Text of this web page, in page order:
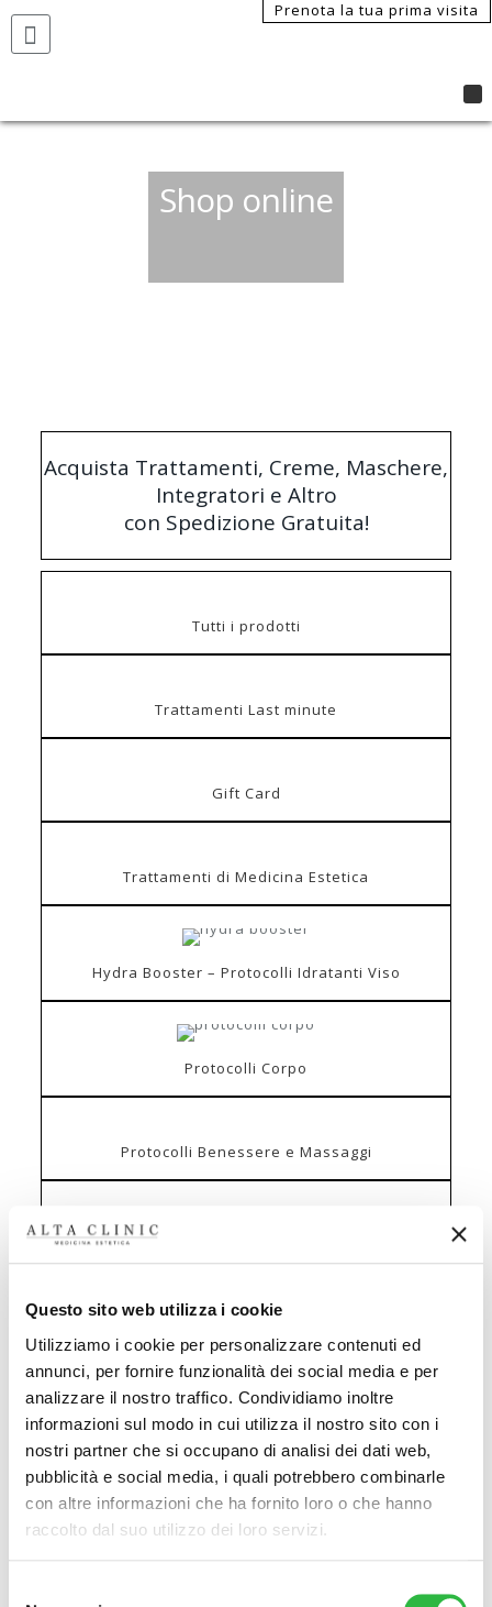
Questo sito web utilizza i cookie
Utilizziamo i cookie per personalizzare contenuti ed
annunci, per fornire funzionalità dei social media e per
analizzare il nostro traffico. Condividiamo inoltre
informazioni sul modo in cui utilizza il nostro sito con i
nostri partner che si occupano di analisi dei dati web,
pubblicità e social media, i quali potrebbero combinarle
con altre informazioni che ha fornito loro o che hanno
raccolto dal suo utilizzo dei loro servizi.
Prenota la tua prima visita
Shop online
Acquista Trattamenti, Creme, Maschere,
Integratori e Altro
con Spedizione Gratuita!
Tutti i prodotti
Trattamenti Last minute
Gift Card
Trattamenti di Medicina Estetica
Hydra Booster – Protocolli Idratanti Viso
Protocolli Corpo
Protocolli Benessere e Massaggi
Richiedi ulteriori informazioni
Prenota una visita